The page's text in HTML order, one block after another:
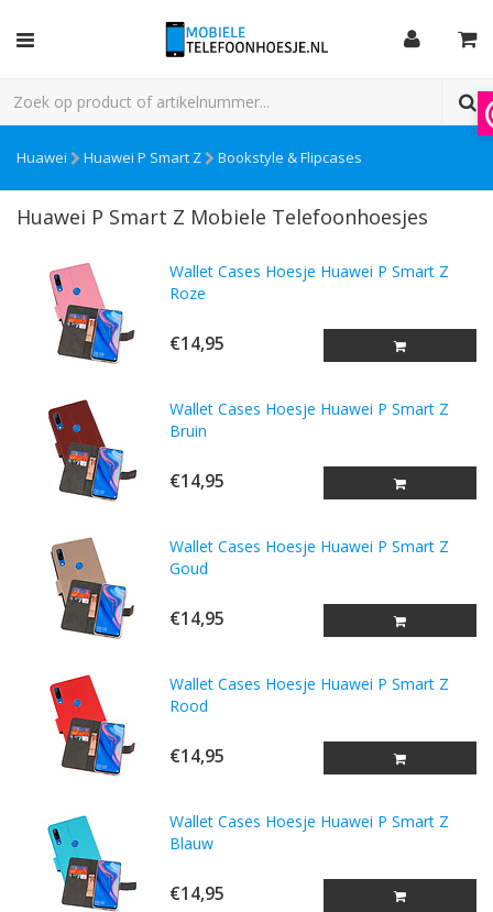
Huawei Huawei P Smart Z Bookstyle & Flipcases
Huawei P Smart Z Mobiele Telefoonhoesjes
Wallet Cases Hoesje Huawei P Smart Z
Roze
€14,95
Wallet Cases Hoesje Huawei P Smart Z
Bruin
€14,95
Wallet Cases Hoesje Huawei P Smart Z
Goud
€14,95
Wallet Cases Hoesje Huawei P Smart Z
Rood
€14,95
Wallet Cases Hoesje Huawei P Smart Z
Blauw
€14,95